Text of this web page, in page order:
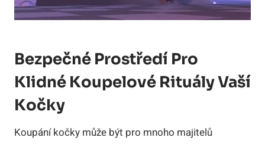
Bezpečné Prostředí Pro
Klidné Koupelové Rituály Vaší
Kočky
Koupání kočky může být pro mnoho majitelů